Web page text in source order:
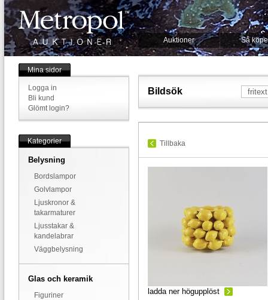
Auktioner Så
Mina sidor
Logga in
Bli kund
Glömt login?
Kategorier
Belysning
Bordslampor
Golvlampor
Ljuskronor &
takarmaturer
Ljusstakar &
kandelabrar
Väggbelysning
Glas och keramik
Figuriner
Bildsök
Tillbaka
ladda ner högupplöst